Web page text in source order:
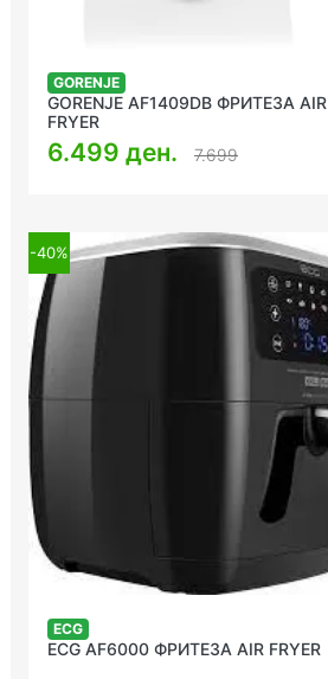
GORENJE
GORENJE AF1409DB ФРИТЕЗА AIR
FRYER
6.499 ден. 7.699
-40%
ECG
ECG AF6000 ФРИТЕЗА AIR FRYER